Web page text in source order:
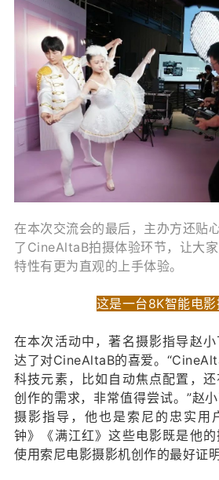
在本次交流会的最后，主办方还贴
了CineAltaB拍摄体验环节，让大
特性有更为直观的上手体验。
这是一台8K智能电
在本次活动中，著名摄影指导赵
达了对CineAltaB的喜爱。
科技元素，比如自动焦点配置，
创作的需求，非常值得尝试。”赵
摄影指导，他也是索尼的忠实用
钟》《满江红》这些电影既是他
使用索尼电影摄影机创作的最好证明